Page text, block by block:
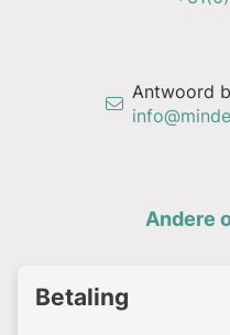
Antwoord
Andere
Betaling